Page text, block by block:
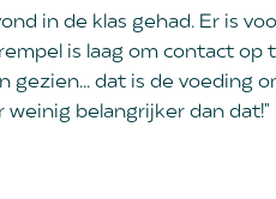
in de klas gehad. Er is
is laag om contact
dat is de voeding
weinig belangrijker dan dat!"